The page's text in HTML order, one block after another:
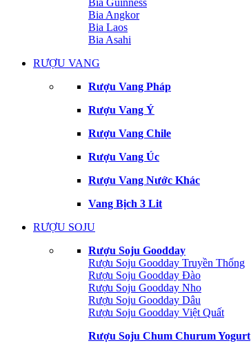
Bia Guinness
Bia Angkor
Bia Laos
Bia Asahi
RƯỢU VANG
Rượu Vang Pháp
Rượu Vang Ý
Rượu Vang Chile
Rượu Vang Úc
Rượu Vang Nước Khác
Vang Bịch 3 Lit
RƯỢU SOJU
Rượu Soju Goodday
Rượu Soju Goodday Truyền Thống
Rượu Soju Goodday Đào
Rượu Soju Goodday Nho
Rượu Soju Goodday Dâu
Rượu Soju Goodday Việt Quất
Rượu Soju Chum Churum Yogurt